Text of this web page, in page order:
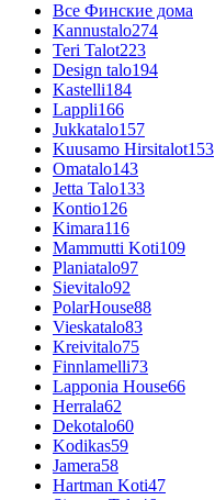
Все Финские дома
Kannustalo274
Teri Talot223
Design talo194
Kastelli184
Lappli166
Jukkatalo157
Kuusamo Hirsitalot153
Omatalo143
Jetta Talo133
Kontio126
Kimara116
Mammutti Koti109
Planiatalo97
Sievitalo92
PolarHouse88
Vieskatalo83
Kreivitalo75
Finnlamelli73
Lapponia House66
Herrala62
Dekotalo60
Kodikas59
Jamera58
Hartman Koti47